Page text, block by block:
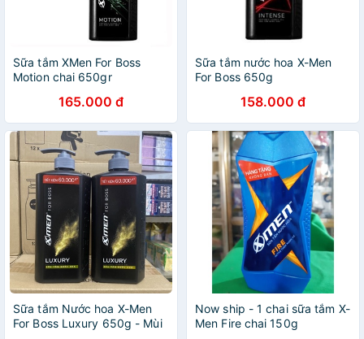
Sữa tắm XMen For Boss
Motion chai 650gr
165.000 đ
Sữa tắm nước hoa X-Men
For Boss 650g
158.000 đ
Sữa tắm Nước hoa X-Men
For Boss Luxury 650g - Mùi
Now ship - 1 chai sữa tắm X-
Men Fire chai 150g